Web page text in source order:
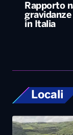
Rapporto
gravidanze
in Italia
Locali